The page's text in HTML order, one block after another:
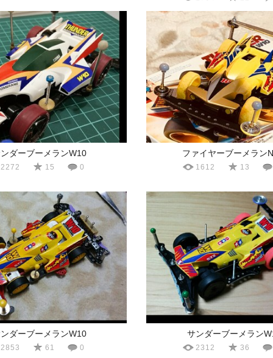
ダーブーメランW10
2272 15 0
ファイヤーブーメラン
1612 13
ダーブーメランW10
2853 61 0
サンダーブーメラン
2312 36